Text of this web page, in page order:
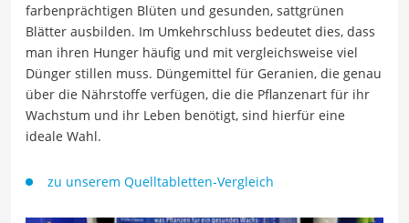
farbenprächtigen Blüten und gesunden, sattgrünen
Blätter ausbilden. Im Umkehrschluss bedeutet dies, dass
man ihren Hunger häufig und mit vergleichsweise viel
Dünger stillen muss. Düngemittel für Geranien, die genau
über die Nährstoffe verfügen, die die Pflanzenart für ihr
Wachstum und ihr Leben benötigt, sind hierfür eine
ideale Wahl.
zu unserem Quelltabletten-Vergleich